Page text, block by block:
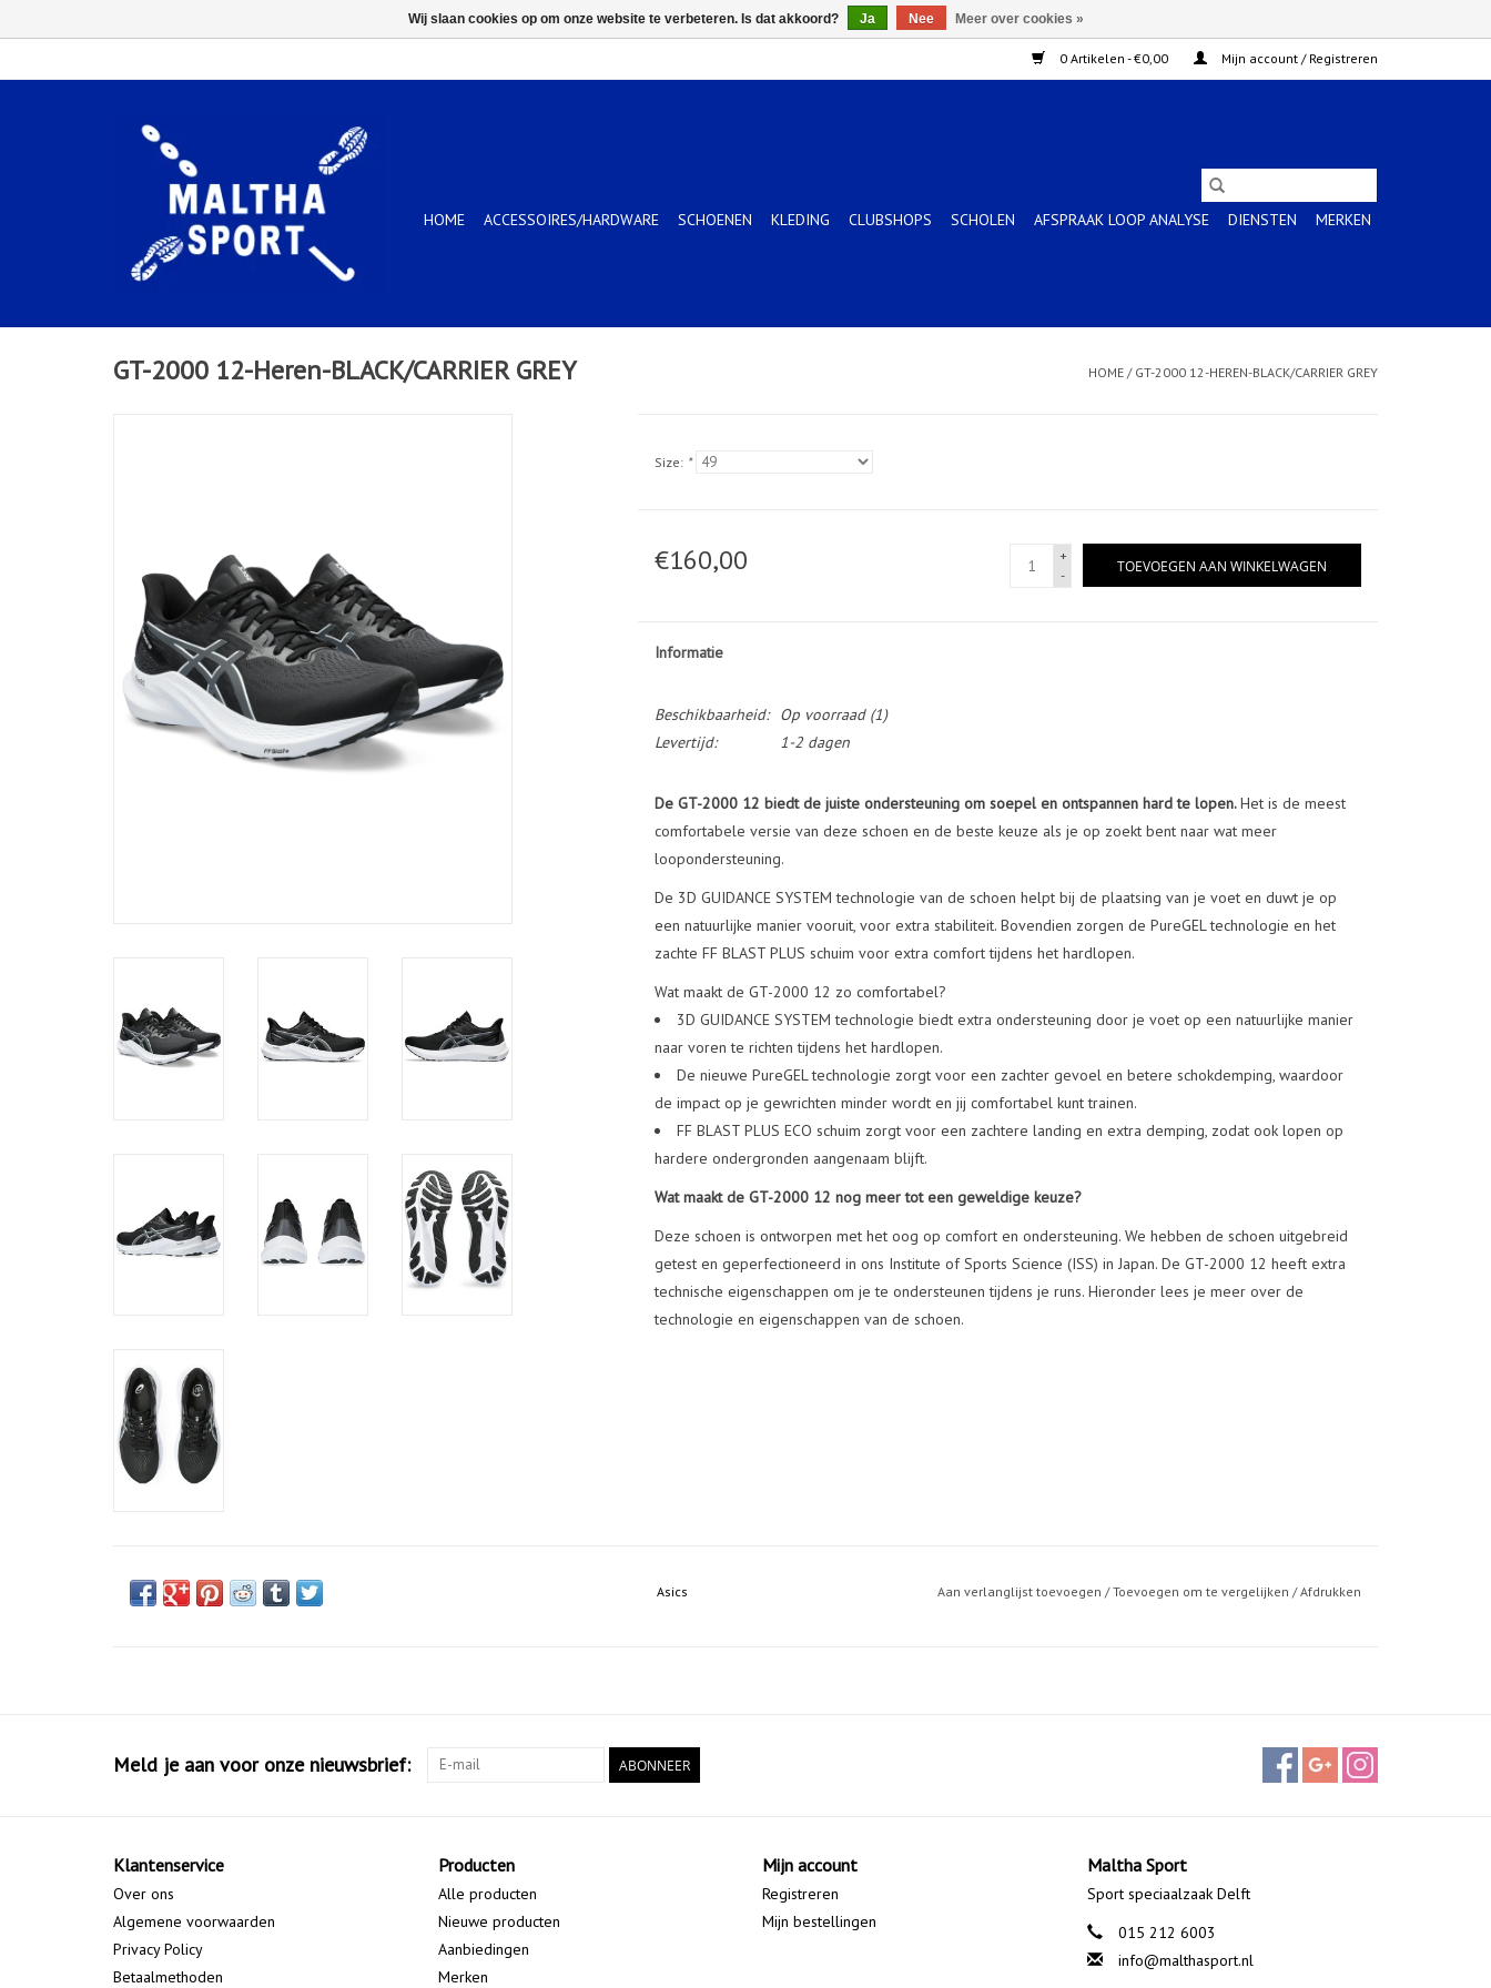
0 Artikelen - €0,00 Mijn account / Registreren
HOME ACCESSOIRES/HARDWARE SCHOENEN KLEDING CLUBSHOPS SCHOLEN AFSPRAAK LOOP ANALYSE DIENSTEN MERKEN
GT-2000 12-Heren-BLACK/CARRIER GREY HOME / GT-2000 12-HEREN-BLACK/CARRIER GREY
Size: *
€160,00
+
-
TOEVOEGEN AAN WINKELWAGEN
Informatie
Beschikbaarheid: Op voorraad(1)
Levertijd:
1-2 dagen
De GT-2000 12 biedt de juiste ondersteuning om soepel en ontspannen hard te lopen.Het is de meest
comfortabele versie van deze schoen en de beste keuze als je op zoekt bent naar wat meer
loopondersteuning.
De 3D GUIDANCE SYSTEM technologie van de schoen helpt bij de plaatsing van je voet en duwt je op
een natuurlijke manier vooruit, voor extra stabiliteit. Bovendien zorgen de PureGEL technologie en het
zachte FF BLAST PLUS schuim voor extra comfort tijdens het hardlopen.
Wat maakt de GT-2000 12 zo comfortabel?
3D GUIDANCE SYSTEM technologie biedt extra ondersteuning door je voet op een natuurlijke manier
naar voren te richten tijdens het hardlopen.
De nieuwe PureGEL technologie zorgt voor een zachter gevoel en betere schokdemping, waardoor
de impact op je gewrichten minder wordt en jij comfortabel kunt trainen.
FF BLAST PLUS ECO schuim zorgt voor een zachtere landing en extra demping, zodat ook lopen op
hardere ondergronden aangenaam blijft.
Wat maakt de GT-2000 12 nog meer tot een geweldige keuze?
Deze schoen is ontworpen met het oog op comfort en ondersteuning. We hebben de schoen uitgebreid
getest en geperfectioneerd in ons Institute of Sports Science (ISS) in Japan. De GT-2000 12 heeft extra
technische eigenschappen om je te ondersteunen tijdens je runs. Hieronder lees je meer over de
technologie en eigenschappen van de schoen.
Asics Aan verlanglijst toevoegen /Toevoegen om te vergelijken /Afdrukken
Meld je aan voor onze nieuwsbrief: ABONNEER
Klantenservice
Over ons
Algemene voorwaarden
Privacy Policy
Betaalmethoden
Producten
Alle producten
Nieuwe producten
Aanbiedingen
Merken
Mijn account
Registreren
Mijn bestellingen
Maltha Sport
Sport speciaalzaak Delft
015 212 6003
info@malthasport.nl
Wij slaan cookies op om onze website te verbeteren. Is dat akkoord? Ja Nee Meer over cookies »